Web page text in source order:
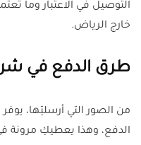
التوصيل في الاعتبار وما
خارج الرياض.
طرق الدفع في
من الصور التي أرسلتِها،
الدفع، وهذا يعطيكِ مرونة في